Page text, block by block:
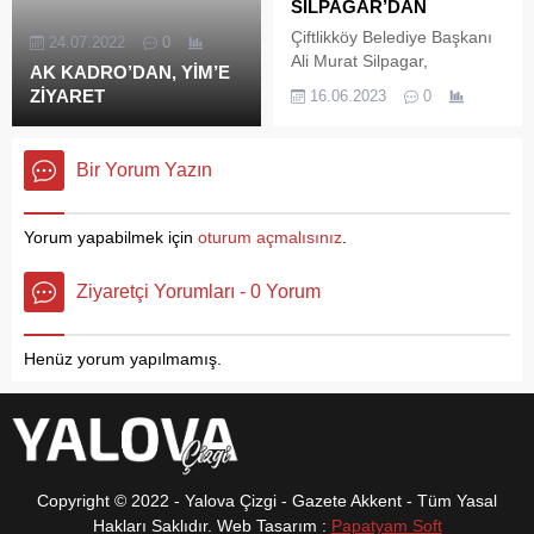
yaşadıklarını belirten çiftçi
Seçkin Birgin,’’ Subaşı
Beldemiz ilimizin en...
AK KADRO’DAN, YİM’E
ZİYARET
24.07.2022 0
SİLPAGAR’DAN
Çiftlikköy Belediye Başkanı
Ali Murat Silpagar,
karne törenine katılarak
törenine Çiftlikköy Belediye
Çiftlikköy Kaymakamı Ömer
Zekeriya Yayla da katıldı.
16.06.2023 0
Bir Yorum Yazın
Yorum yapabilmek için oturum açmalısınız
Ziyaretçi Yorumları - 0 Yorum
Henüz yorum yapılmamış.
Copyright © 2022 - Yalova Çizgi - Gazete Akkent - Tüm Yasal
Hakları Saklıdır. Web Tasarım : Papatyam Soft